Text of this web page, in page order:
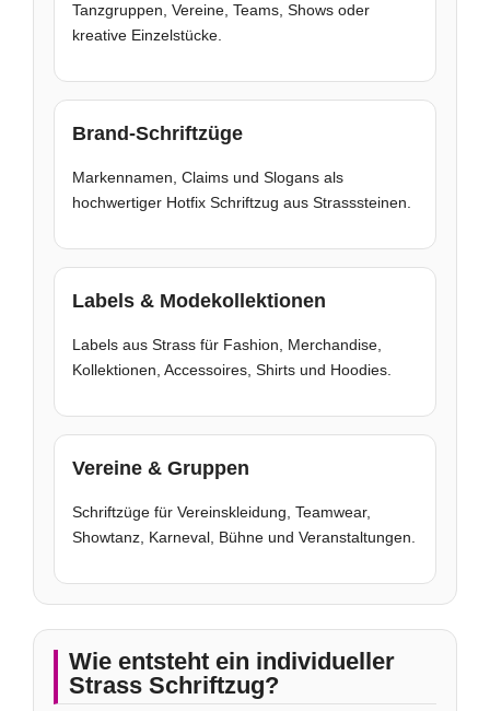
Tanzgruppen, Vereine, Teams, Shows oder
kreative Einzelstücke.
Brand-Schriftzüge
Markennamen, Claims und Slogans als
hochwertiger Hotfix Schriftzug aus Strasssteinen.
Labels & Modekollektionen
Labels aus Strass für Fashion, Merchandise,
Kollektionen, Accessoires, Shirts und Hoodies.
Vereine & Gruppen
Schriftzüge für Vereinskleidung, Teamwear,
Showtanz, Karneval, Bühne und Veranstaltungen.
Wie entsteht ein individueller
Strass Schriftzug?